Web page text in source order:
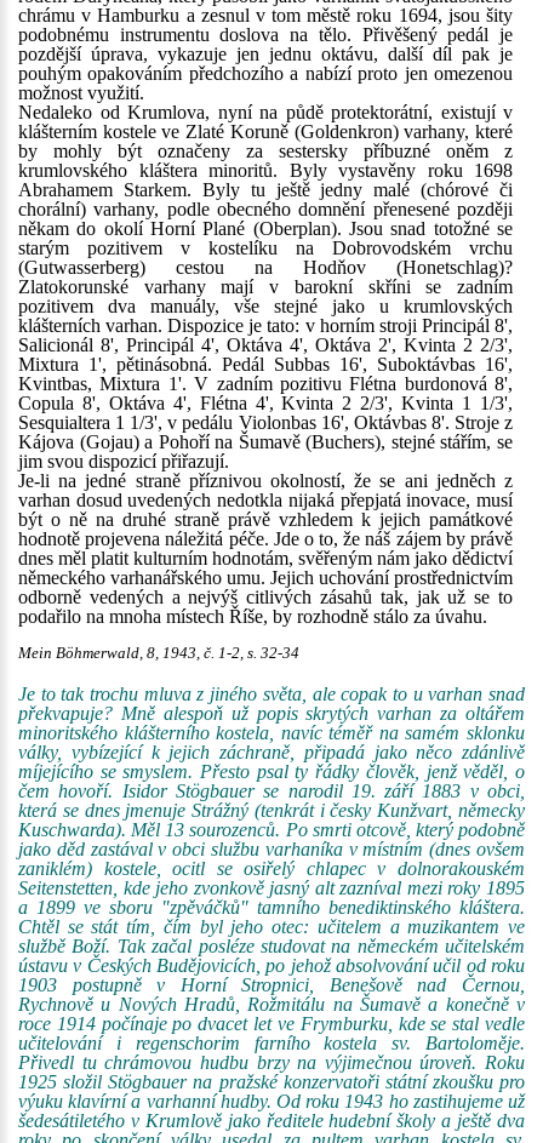
chrámu v Hamburku a zesnul v tom městě roku 1694, jsou šity
podobnému instrumentu doslova na tělo. Přivěšený pedál je
pozdější úprava, vykazuje jen jednu oktávu, další díl pak je
pouhým opakováním předchozího a nabízí proto jen omezenou
možnost využití.
Nedaleko od Krumlova, nyní na půdě protektorátní, existují v
klášterním kostele ve Zlaté Koruně (Goldenkron) varhany, které
by mohly být označeny za sestersky příbuzné oněm z
krumlovského kláštera minoritů. Byly vystavěny roku 1698
Abrahamem Starkem. Byly tu ještě jedny malé (chórové či
chorální) varhany, podle obecného domnění přenesené později
někam do okolí Horní Plané (Oberplan). Jsou snad totožné se
starým pozitivem v kostelíku na Dobrovodském vrchu
(Gutwasserberg) cestou na Hodňov (Honetschlag)?
Zlatokorunské varhany mají v barokní skříni se zadním
pozitivem dva manuály, vše stejné jako u krumlovských
klášterních varhan. Dispozice je tato: v horním stroji Principál 8',
Salicionál 8', Principál 4', Oktáva 4', Oktáva 2', Kvinta 2 2/3',
Mixtura 1', pětinásobná. Pedál Subbas 16', Suboktávbas 16',
Kvintbas, Mixtura 1'. V zadním pozitivu Flétna burdonová 8',
Copula 8', Oktáva 4', Flétna 4', Kvinta 2 2/3', Kvinta 1 1/3',
Sesquialtera 1 1/3', v pedálu Violonbas 16', Oktávbas 8'. Stroje z
Kájova (Gojau) a Pohoří na Šumavě (Buchers), stejné stářím, se
jim svou dispozicí přiřazují.
Je-li na jedné straně příznivou okolností, že se ani jedněch z
varhan dosud uvedených nedotkla nijaká přepjatá inovace, musí
být o ně na druhé straně právě vzhledem k jejich památkové
hodnotě projevena náležitá péče. Jde o to, že náš zájem by právě
dnes měl platit kulturním hodnotám, svěřeným nám jako dědictví
německého varhanářského umu. Jejich uchování prostřednictvím
odborně vedených a nejvýš citlivých zásahů tak, jak už se to
podařilo na mnoha místech Říše, by rozhodně stálo za úvahu.
Mein Böhmerwald, 8, 1943, č. 1-2, s. 32-34
Je to tak trochu mluva z jiného světa, ale copak to u varhan snad
překvapuje? Mně alespoň už popis skrytých varhan za oltářem
minoritského klášterního kostela, navíc téměř na samém sklonku
války, vybízející k jejich záchraně, připadá jako něco zdánlivě
míjejícího se smyslem. Přesto psal ty řádky člověk, jenž věděl, o
čem hovoří. Isidor Stögbauer se narodil 19. září 1883 v obci,
která se dnes jmenuje Strážný (tenkrát i česky Kunžvart, německy
Kuschwarda). Měl 13 sourozenců. Po smrti otcově, který podobně
jako děd zastával v obci službu varhaníka v místním (dnes ovšem
zaniklém) kostele, ocitl se osiřelý chlapec v dolnorakouském
Seitenstetten, kde jeho zvonkově jasný alt zazníval mezi roky 1895
a 1899 ve sboru "zpěváčků" tamního benediktinského kláštera.
Chtěl se stát tím, čím byl jeho otec: učitelem a muzikantem ve
službě Boží. Tak začal posléze studovat na německém učitelském
ústavu v Českých Budějovicích, po jehož absolvování učil od roku
1903 postupně v Horní Stropnici, Benešově nad Černou,
Rychnově u Nových Hradů, Rožmitálu na Šumavě a konečně v
roce 1914 počínaje po dvacet let ve Frymburku, kde se stal vedle
učitelování i regenschorim farního kostela sv. Bartoloměje.
Přivedl tu chrámovou hudbu brzy na výjimečnou úroveň. Roku
1925 složil Stögbauer na pražské konzervatoři státní zkoušku pro
výuku klavírní a varhanní hudby. Od roku 1943 ho zastihujeme už
šedesátiletého v Krumlově jako ředitele hudební školy a ještě dva